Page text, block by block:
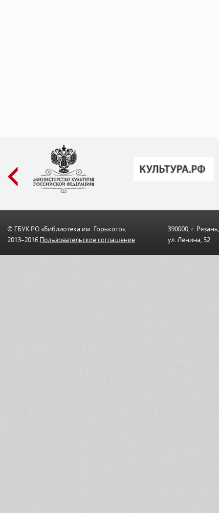
© ГБУК РО «Библиотека им. Горького»,
2013–2016 Пользовательскоe соглашениe
390000, г. Рязань,
ул. Ленина, 52